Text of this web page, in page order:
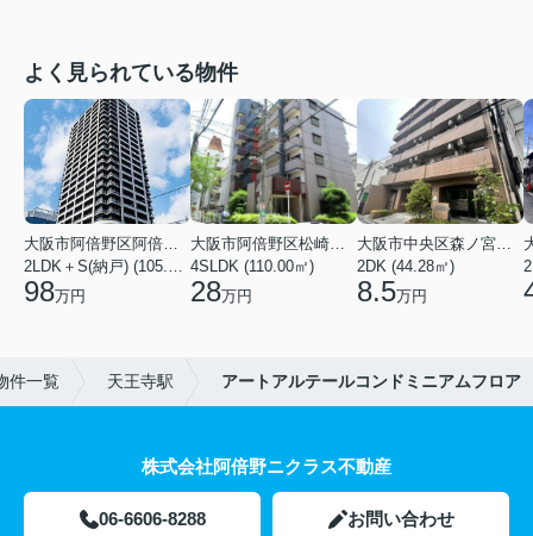
よく見られている物件
大阪市阿倍野区阿倍野筋１丁目
2LDK＋S(納戸) (105.43㎡)
98万円
大阪市阿倍野区松崎町３丁目
4SLDK (110.00㎡)
28万円
大阪市中央区森ノ宮中央１丁目
2DK (44.28㎡)
8.5万円
件一覧 天王寺駅 アートアルテールコンドミニアムフロア
株式会社阿倍野ニクラス不動産
06-6606-8288 お問い合わせ